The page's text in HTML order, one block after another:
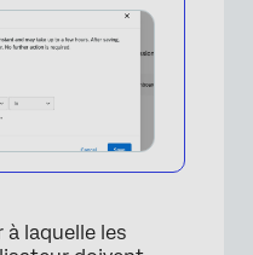
à laquelle les